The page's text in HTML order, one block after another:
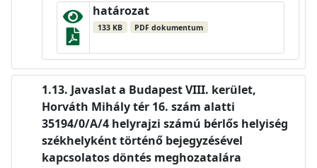
határozat
133 KB PDF dokumentum
Javaslat a Budapest VIII. kerület,
Horváth Mihály tér 16. szám alatti
35194/0/A/4 helyrajzi számú bérlős helyiség
székhelyként történő bejegyzésével
kapcsolatos döntés meghozatalára